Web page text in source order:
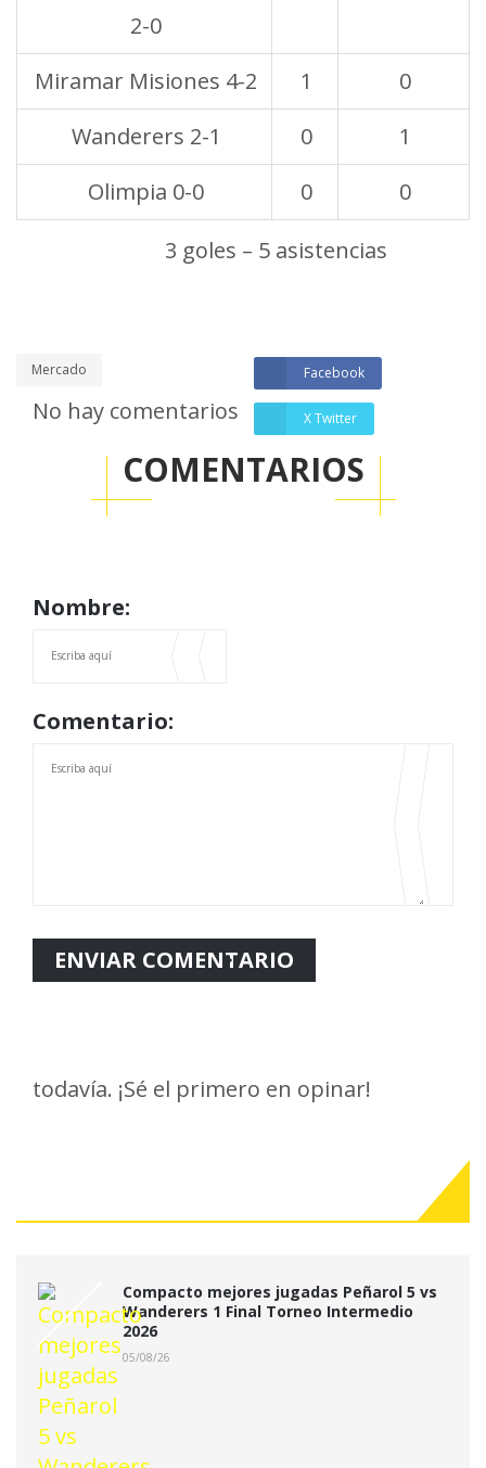
2-0
Miramar Misiones 4-2
1
0
Wanderers 2-1
0
1
Olimpia 0-0
0
0
3 goles – 5 asistencias
Mercado Facebook
X Twitter
COMENTARIOS
Nombre:
Comentario:
No hay comentarios
todavía. ¡Sé el primero en opinar!
Compacto mejores jugadas Peñarol 5 vs
Wanderers 1 Final Torneo Intermedio
2026
05/08/26